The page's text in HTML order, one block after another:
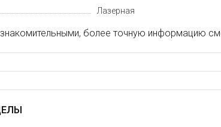
Лазерная
более точную информацию